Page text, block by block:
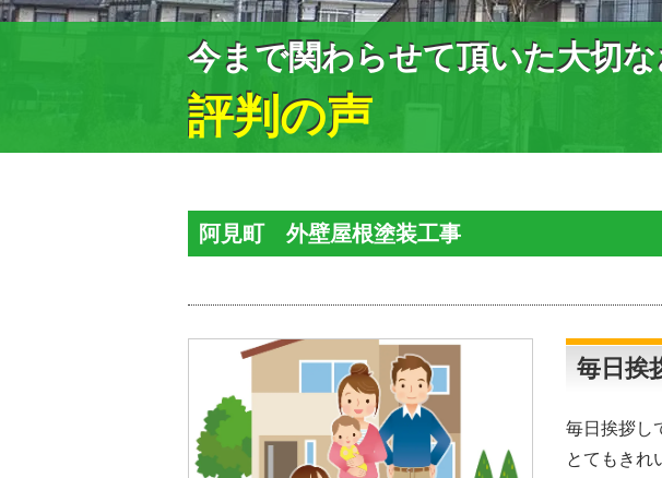
今まで関わらせて頂いた大切
評判の声
阿見町 外壁屋根塗装工事
毎日挨
毎日挨拶し
とてもきれ